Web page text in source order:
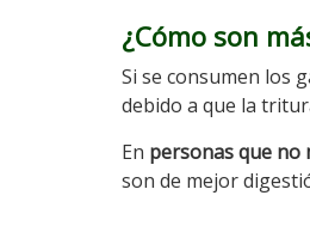
¿Cómo son
Si se consumen los
debido a que la
En personas que no
son de mejor